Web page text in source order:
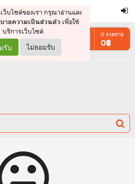
การต่อ
ว็บไซต์ของเรา กรุณาอ่านและ
ายความเป็นส่วนตัว เพื่อใช้
บริการเว็บไซต์
รับ ไม่ยอมรับ
0 รายการ
0฿